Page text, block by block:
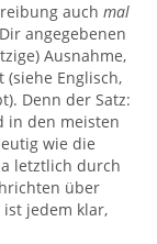
auch mal
angegebenen
Ausnahme,
Englisch,
Denn der Satz:
in den meisten
wie die
letztlich durch
über
ist jedem klar,